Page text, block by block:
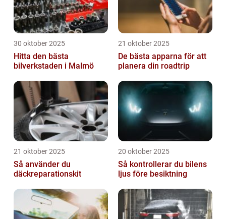
30 oktober 2025
Hitta den bästa
bilverkstaden i Malmö
21 oktober 2025
De bästa apparna för att
planera din roadtrip
21 oktober 2025
Så använder du
däckreparationskit
20 oktober 2025
Så kontrollerar du bilens
ljus före besiktning